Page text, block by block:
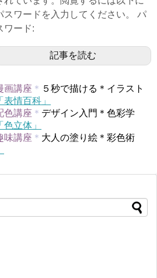
スワードを入力してください。 パ
ワード:
記事を読む
画講座 ＊ ５秒で描ける＊イラスト
「表情百科」
色講座 ＊ デザイン入門＊色彩学
「色立体」
味講座 ＊ 大人の塗り絵＊彩色術